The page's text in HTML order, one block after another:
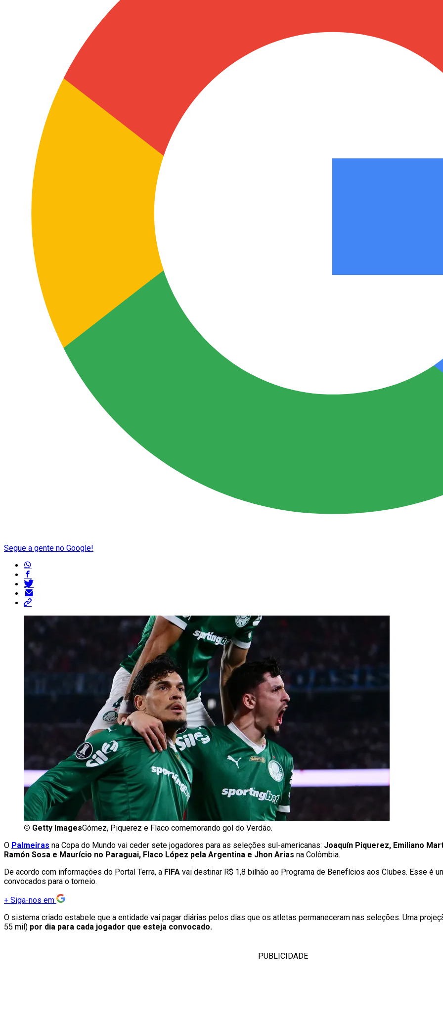
Segue a gente no Google!
© Getty ImagesGómez, Piquerez e Flaco comemorando gol do Verdão.
O Palmeiras na Copa do Mundo vai ceder sete jogadores para as seleções sul-americanas: Joaquín Piquerez, Emiliano
Ramón Sosa e Maurício no Paraguai, Flaco López pela Argentina e Jhon Arias na Colômbia.
De acordo com informações do Portal Terra, a FIFA vai destinar R$ 1,8 bilhão ao Programa de Benefícios aos Clubes. Esse é
convocados para o torneio.
+ Siga-nos em
O sistema criado estabele que a entidade vai pagar diárias pelos dias que os atletas permaneceram nas seleções. Uma
55 mil) por dia para cada jogador que esteja convocado.
PUBLICIDADE